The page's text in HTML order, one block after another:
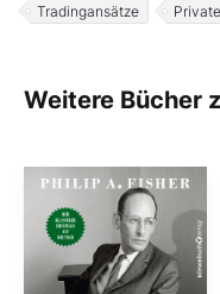
Tradingansätze
Weitere Bücher